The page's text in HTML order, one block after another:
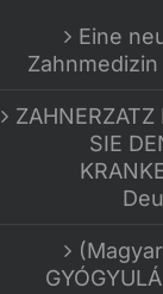
Eine
ZAHNERZATZ
SIE